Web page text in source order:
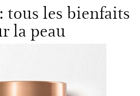
tous les bienfaits
la peau